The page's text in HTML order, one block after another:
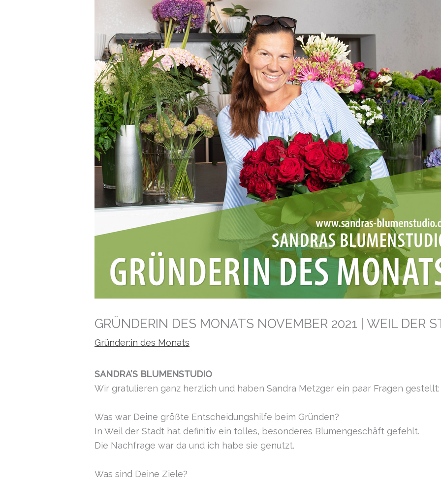
GRÜNDERIN DES MONATS NOVEMBER 2021 | WEIL DER
Gründer:in des Monats
SANDRA’S BLUMENSTUDIO
Wir gratulieren ganz herzlich und haben Sandra Metzger ein paar Fragen gestellt:
Was war Deine größte Entscheidungshilfe beim Gründen?
In Weil der Stadt hat definitiv ein tolles, besonderes Blumengeschäft gefehlt.
Die Nachfrage war da und ich habe sie genutzt.
Was sind Deine Ziele?